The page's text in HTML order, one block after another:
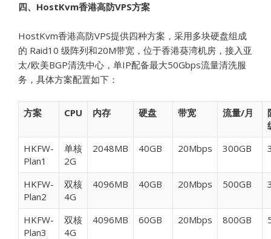
四、HostKvm香港高防VPS方案
HostKvm香港高防VPS提供四种方案，采用多块硬盘组成
的 Raid10 级阵列和20M带宽，位于香港葵湾机房，接入亚
太/欧美BGP清洗中心，单IP配备最大50Gbps流量清洗服
务，具体方案配置如下：
方案 CPU 内存 硬盘 带宽 流量/月
HKFW-
Plan1
单核
2G
2048MB 40GB 20Mbps 300GB
HKFW-
Plan2
双核
4G
4096MB 40GB 20Mbps 500GB
HKFW-
Plan3
双核
4G
4096MB 60GB 20Mbps 800GB